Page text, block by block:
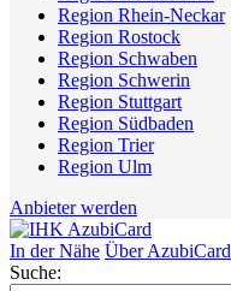
Region Rhein-Neckar
Region Rostock
Region Schwaben
Region Schwerin
Region Stuttgart
Region Südbaden
Region Trier
Region Ulm
Anbieter werden
In der Nähe Über AzubiCard
Suche: